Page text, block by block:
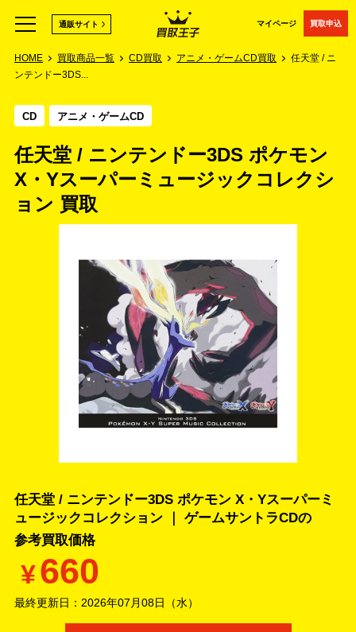
マイページ 買取申込
通販サイト
HOME 買取商品一覧 CD買取 アニメ・ゲームCD買取
任天堂 / ニ
ンテンドー3DS...
CD アニメ・ゲームCD
任天堂 / ニンテンドー3DS ポケモン
X・Yスーパーミュージックコレクシ
ョン 買取
任天堂 / ニンテンドー3DS ポケモン X・Yスーパーミ
ュージックコレクション ｜ ゲームサントラCDの
参考買取価格
¥660
最終更新日： 2026年07月08日（水）